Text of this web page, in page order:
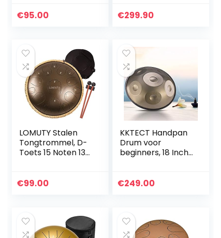
Tongtrommel
Draagtas(Donkerb
lauw)
€95.00
9-tint, gemakkelijk
€299.90
LOMUTY Stalen
Tongtrommel, D-
Toets 15 Noten 13
Percussie-
Muziekeducatie
(Bronzen)
€99.00
KKTECT Handpan
Drum voor
beginners, 18 Inch
te dragen Drum
€249.00